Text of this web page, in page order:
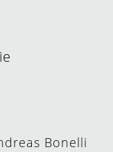
Bonelli